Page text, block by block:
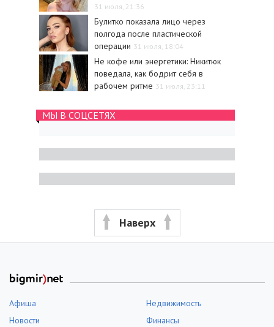
31 июля, 21:36
Булитко показала лицо через
полгода после пластической
операции 31 июля, 18:04
Не кофе или энергетики: Никитюк
поведала, как бодрит себя в
рабочем ритме 31 июля, 23:11
МЫ В СОЦСЕТЯХ
Наверх
Афиша
Недвижимость
Новости
Финансы